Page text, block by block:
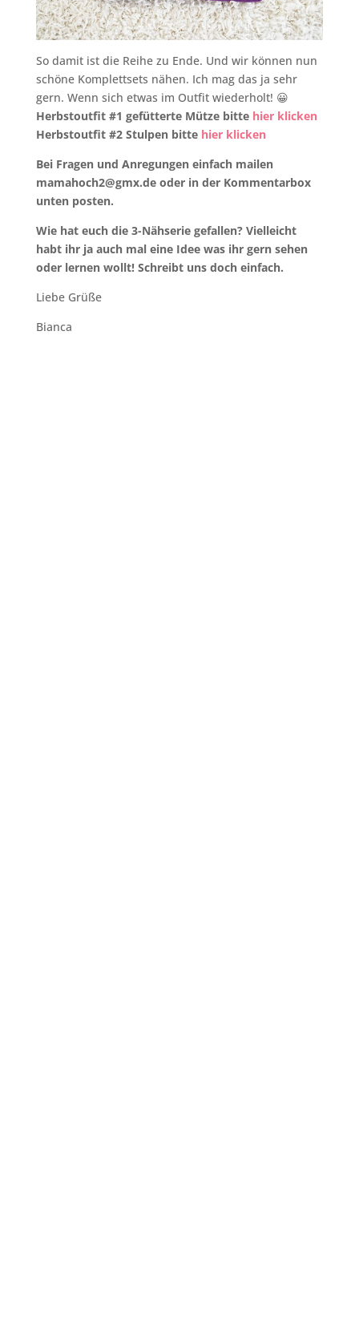
So damit ist die Reihe zu Ende. Und wir können nun
schöne Komplettsets nähen. Ich mag das ja sehr
gern. Wenn sich etwas im Outfit wiederholt! 😀
Herbstoutfit #1 gefütterte Mütze bitte hier klicken
Herbstoutfit #2 Stulpen bitte hier klicken
Bei Fragen und Anregungen einfach mailen
mamahoch2@gmx.de oder in der Kommentarbox
unten posten.
Wie hat euch die 3-Nähserie gefallen? Vielleicht
habt ihr ja auch mal eine Idee was ihr gern sehen
oder lernen wollt! Schreibt uns doch einfach.
Liebe Grüße
Bianca